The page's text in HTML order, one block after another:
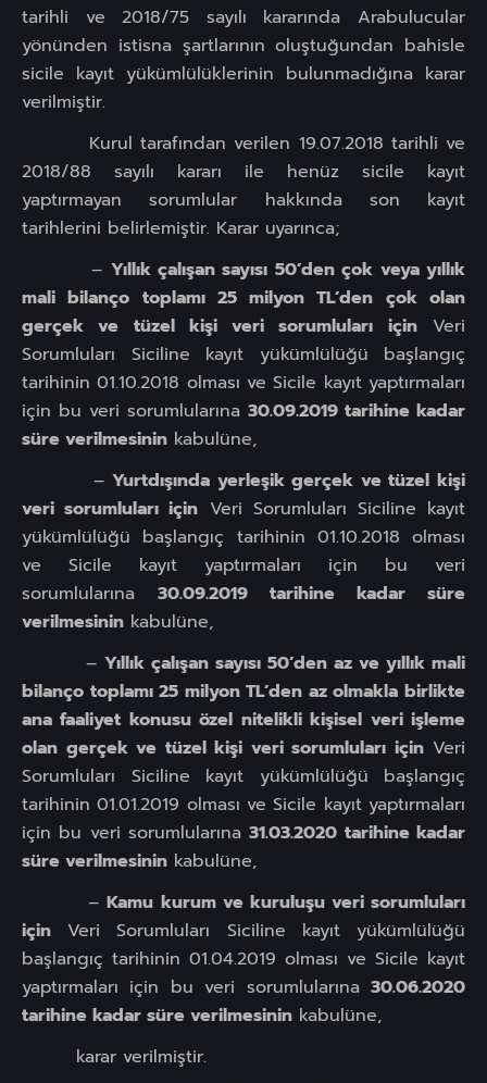
tarihli ve 2018/75 sayılı kararında Arabulucular
yönünden istisna şartlarının oluştuğundan bahisle
sicile kayıt yükümlülüklerinin bulunmadığına karar
verilmiştir.
Kurul tarafından verilen 19.07.2018 tarihli ve
2018/88 sayılı kararı ile henüz sicile kayıt
yaptırmayan sorumlular hakkında son kayıt
tarihlerini belirlemiştir. Karar uyarınca;
– Yıllık çalışan sayısı 50’den çok veya yıllık
mali bilanço toplamı 25 milyon TL’den çok olan
gerçek ve tüzel kişi veri sorumluları içinVeri
Sorumluları Siciline kayıt yükümlülüğü başlangıç
tarihinin 01.10.2018 olması ve Sicile kayıt yaptırmaları
için bu veri sorumlularına 30.09.2019 tarihine kadar
süre verilmesinin kabulüne,
–Yurtdışında yerleşik gerçek ve tüzel kişi
veri sorumluları için Veri Sorumluları Siciline kayıt
yükümlülüğü başlangıç tarihinin 01.10.2018 olması
ve Sicile kayıt yaptırmaları için bu veri
sorumlularına 30.09.2019 tarihine kadar süre
verilmesinin kabulüne,
–Yıllık çalışan sayısı 50’den az ve yıllık mali
bilanço toplamı 25 milyon TL’den az olmakla birlikte
ana faaliyet konusu özel nitelikli kişisel veri işleme
olan gerçek ve tüzel kişi veri sorumluları içinVeri
Sorumluları Siciline kayıt yükümlülüğü başlangıç
tarihinin 01.01.2019 olması ve Sicile kayıt yaptırmaları
için bu veri sorumlularına31.03.2020 tarihine kadar
süre verilmesinin kabulüne,
–Kamu kurum ve kuruluşu veri sorumluları
için Veri Sorumluları Siciline kayıt yükümlülüğü
başlangıç tarihinin 01.04.2019 olması ve Sicile kayıt
yaptırmaları için bu veri sorumlularına 30.06.2020
tarihine kadar süre verilmesinin kabulüne,
karar verilmiştir.